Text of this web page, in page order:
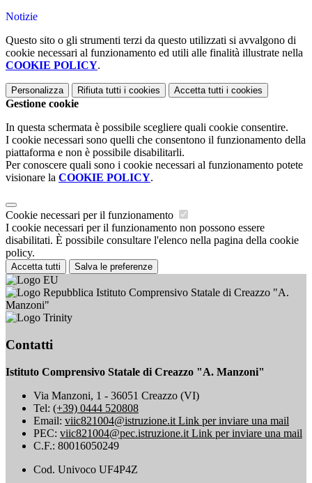
Notizie
Questo sito o gli strumenti terzi da questo utilizzati si avvalgono di
cookie necessari al funzionamento ed utili alle finalità illustrate nella
COOKIE POLICY.
Personalizza Rifiuta tutti i cookies Accetta tutti i cookies
Gestione cookie
In questa schermata è possibile scegliere quali cookie consentire.
I cookie necessari sono quelli che consentono il funzionamento della
piattaforma e non è possibile disabilitarli.
Per conoscere quali sono i cookie necessari al funzionamento potete
visionare la COOKIE POLICY.
Cookie necessari per il funzionamento
I cookie necessari per il funzionamento non possono essere
disabilitati. È possibile consultare l'elenco nella pagina della cookie
policy.
Accetta tutti Salva le preferenze
Istituto Comprensivo Statale di Creazzo "A.
Manzoni"
Contatti
Istituto Comprensivo Statale di Creazzo "A. Manzoni"
Via Manzoni, 1 - 36051 Creazzo (VI)
Tel: (+39) 0444 520808
Email: viic821004@istruzione.it Link per inviare una mail
PEC: viic821004@pec.istruzione.it Link per inviare una mail
C.F.: 80016050249
Cod. Univoco UF4P4Z